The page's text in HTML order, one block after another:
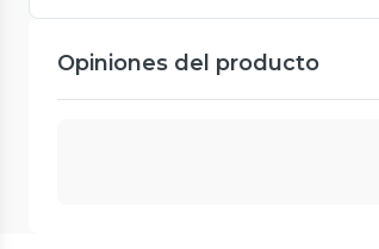
Opiniones del producto